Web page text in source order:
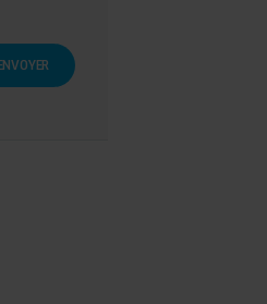
d'un droit d'accès, de rectification, de
droit à l'effacement, à la limitation du
exercer en écrivant à l’adresse :